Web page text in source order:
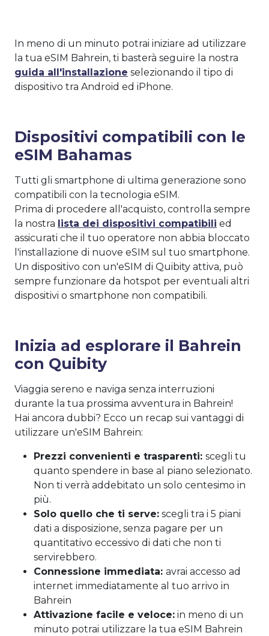
In meno di un minuto potrai iniziare ad utilizzare
la tua eSIM Bahrein, ti basterà seguire la nostra
guida all'installazione selezionando il tipo di
dispositivo tra Android ed iPhone.
Dispositivi compatibili con le
eSIM Bahamas
Tutti gli smartphone di ultima generazione sono
compatibili con la tecnologia eSIM.
Prima di procedere all'acquisto, controlla sempre
la nostra lista dei dispositivi compatibili ed
assicurati che il tuo operatore non abbia bloccato
l'installazione di nuove eSIM sul tuo smartphone.
Un dispositivo con un'eSIM di Quibity attiva, può
sempre funzionare da hotspot per eventuali altri
dispositivi o smartphone non compatibili.
Inizia ad esplorare il Bahrein
con Quibity
Viaggia sereno e naviga senza interruzioni
durante la tua prossima avventura in Bahrein!
Hai ancora dubbi? Ecco un recap sui vantaggi di
utilizzare un'eSIM Bahrein:
Prezzi convenienti e trasparenti: scegli tu
quanto spendere in base al piano selezionato.
Non ti verrà addebitato un solo centesimo in
più.
Solo quello che ti serve: scegli tra i 5 piani
dati a disposizione, senza pagare per un
quantitativo eccessivo di dati che non ti
servirebbero.
Connessione immediata: avrai accesso ad
internet immediatamente al tuo arrivo in
Bahrein
Attivazione facile e veloce: in meno di un
minuto potrai utilizzare la tua eSIM Bahrein